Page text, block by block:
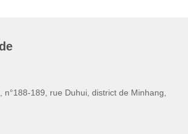
n°188-189, rue Duhui, district de Minhang,